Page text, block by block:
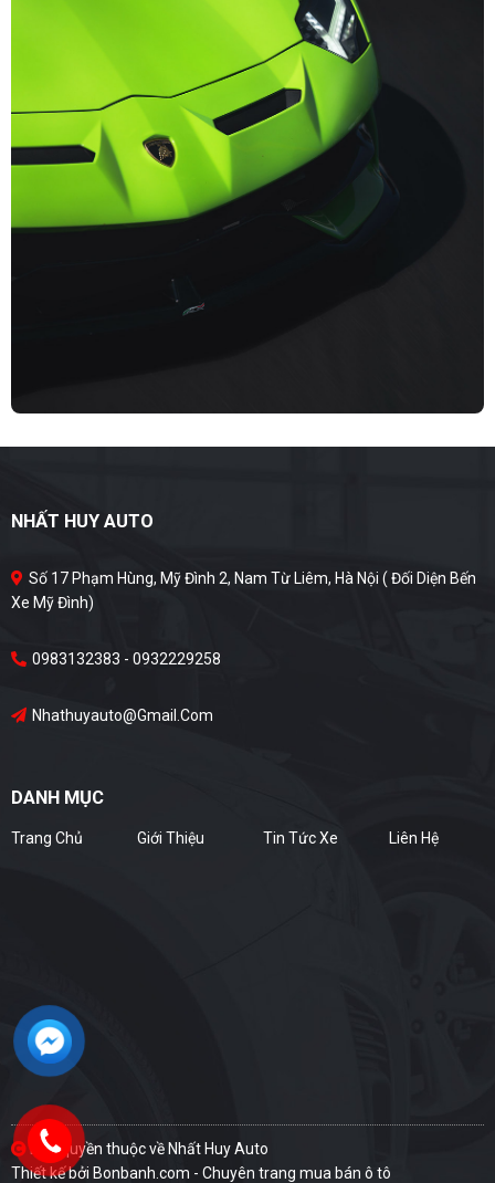
NHẤT HUY AUTO
Số 17 Phạm Hùng, Mỹ Đình 2, Nam Từ Liêm, Hà Nội ( Đối Diện Bến
Xe Mỹ Đình)
0983132383 - 0932229258
Nhathuyauto@gmail.com
DANH MỤC
Trang Chủ Giới Thiệu Tin Tức Xe Liên Hệ
Bản quyền thuộc về Nhất Huy Auto
Thiết kế bởi Bonbanh.com - Chuyên trang mua bán ô tô